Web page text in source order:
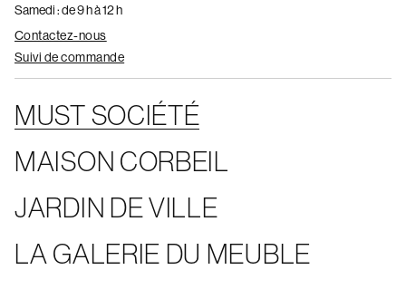
Samedi : de 9 h à 12 h
Contactez-nous
Suivi de commande
MUST SOCIÉTÉ
MAISON CORBEIL
JARDIN DE VILLE
LA GALERIE DU MEUBLE